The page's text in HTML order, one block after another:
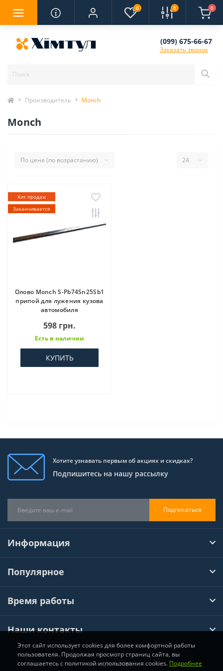
0 0 0
(099) 675-66-67
Заказать звонок
Производитель Monch
Monch
Хит продаж
Заканчивается
Олово Monch S-Pb74Sn25Sb1
припой для лужения кузова
автомобиля
598 грн.
Есть в наличии
КУПИТЬ
Хотите узнавать первым об акциях и скидках?
Подпишитесь на нашу рассылку
Подписаться
Информация
Популярное
Время работы
Наши контакты
Хімтул © 2026
Этот сайт использует cookies для более комфортной работы
пользователя. Продолжая просмотр страниц сайта, вы
соглашаетесь с политикой использования cookies. Подробнее